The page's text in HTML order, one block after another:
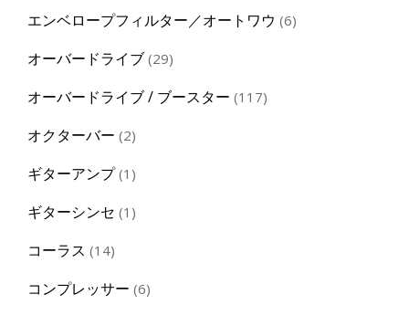
エンベロープフィルター／オートワウ 66
オーバードライブ 2929
オーバードライブ / ブースター 117117
オクターバー 22
ギターアンプ 1 1
ギターシンセ 1 1
コーラス 1414
コンプレッサー 66